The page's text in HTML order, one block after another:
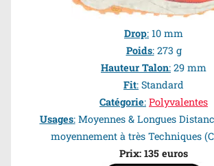
Drop: 10 mm
Poids:273 g
Hauteur Talon: 29 mm
Fit: Standard
Catégorie: Polyvalentes
Usages:Moyennes & Longues
moyennement à très Techniques
Prix: 135 euros